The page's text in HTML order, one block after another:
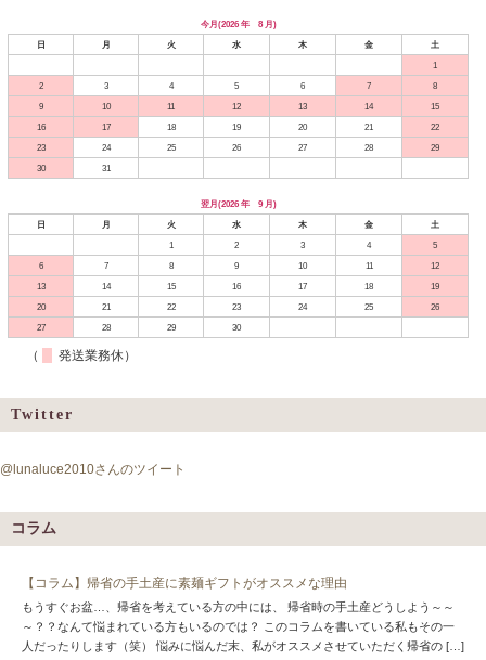
今月(2026 年 8 月)
日
月 火 水 木 金
土
1
2
3 4 5 6 7
8
9
10 11 12 13 14
15
16
17 18 19 20 21
22
23
24 25 26 27 28
29
30
31
翌月(2026 年 9 月)
日
月 火 水 木 金
土
1
2 3 4
5
6
7 8 9 10 11
12
13
14 15 16 17 18
19
20
21 22 23 24 25
26
27
28 29 30
（ 発送業務休）
Twitter
@lunaluce2010さんのツイート
コラム
【コラム】帰省の手土産に素麺ギフトがオススメな理由
もうすぐお盆…、帰省を考えている方の中には、 帰省時の手土産どうしよう～～
～？？なんて悩まれている方もいるのでは？ このコラムを書いている私もその一
人だったりします（笑） 悩みに悩んだ末、私がオススメさせていただく帰省の […]